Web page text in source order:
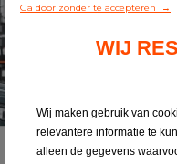
APK
Ga door zonder te accepteren →
WIJ
Wij maken gebruik van
relevantere informatie te
alleen de gegevens